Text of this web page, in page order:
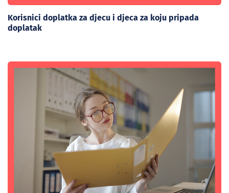
Korisnici doplatka za djecu i djeca za koju pripada
doplatak